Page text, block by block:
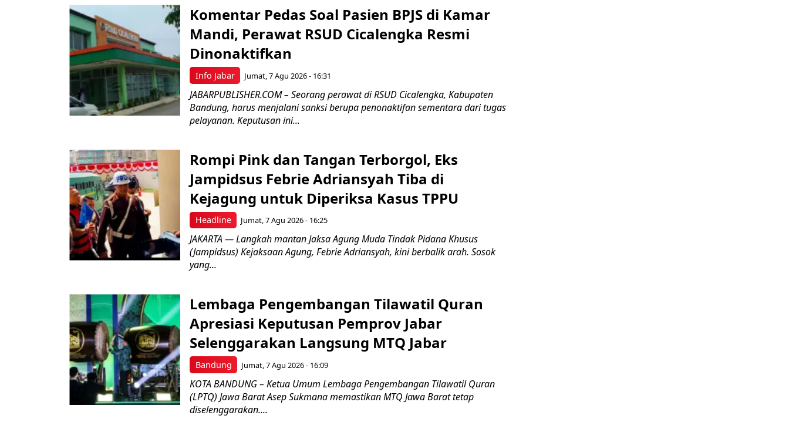
Info Jabar
Komentar Pedas Soal Pasien BPJS di Kamar
Mandi, Perawat RSUD Cicalengka Resmi
Dinonaktifkan
Jumat, 7 Agu 2026 - 16:31
JABARPUBLISHER.COM – Seorang perawat di RSUD Cicalengka, Kabupaten
Bandung, harus menjalani sanksi berupa penonaktifan sementara dari tugas
pelayanan. Keputusan ini...
Headline
Rompi Pink dan Tangan Terborgol, Eks
Jampidsus Febrie Adriansyah Tiba di
Kejagung untuk Diperiksa Kasus TPPU
Jumat, 7 Agu 2026 - 16:25
JAKARTA — Langkah mantan Jaksa Agung Muda Tindak Pidana Khusus
(Jampidsus) Kejaksaan Agung, Febrie Adriansyah, kini berbalik arah. Sosok
yang...
Bandung
Lembaga Pengembangan Tilawatil Quran
Apresiasi Keputusan Pemprov Jabar
Selenggarakan Langsung MTQ Jabar
Jumat, 7 Agu 2026 - 16:09
KOTA BANDUNG – Ketua Umum Lembaga Pengembangan Tilawatil Quran
(LPTQ) Jawa Barat Asep Sukmana memastikan MTQ Jawa Barat tetap
diselenggarakan....